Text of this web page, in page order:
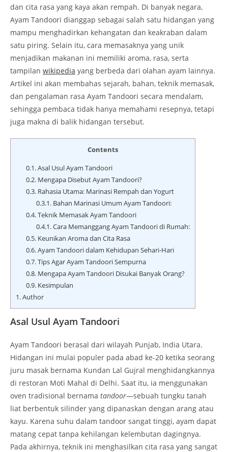
dan cita rasa yang kaya akan rempah. Di banyak negara,
Ayam Tandoori dianggap sebagai salah satu hidangan yang
mampu menghadirkan kehangatan dan keakraban dalam
satu piring. Selain itu, cara memasaknya yang unik
menjadikan makanan ini memiliki aroma, rasa, serta
tampilan wikipedia yang berbeda dari olahan ayam lainnya.
Artikel ini akan membahas sejarah, bahan, teknik memasak,
dan pengalaman rasa Ayam Tandoori secara mendalam,
sehingga pembaca tidak hanya memahami resepnya, tetapi
juga makna di balik hidangan tersebut.
Contents
0.1.Asal Usul Ayam Tandoori
0.2.Mengapa Disebut Ayam Tandoori?
0.3.Rahasia Utama: Marinasi Rempah dan Yogurt
0.3.1.Bahan Marinasi Umum Ayam Tandoori:
0.4.Teknik Memasak Ayam Tandoori
0.4.1.Cara Memanggang Ayam Tandoori di Rumah:
0.5.Keunikan Aroma dan Cita Rasa
0.6.Ayam Tandoori dalam Kehidupan Sehari-Hari
0.7.Tips Agar Ayam Tandoori Sempurna
0.8.Mengapa Ayam Tandoori Disukai Banyak Orang?
0.9.Kesimpulan
1.Author
Asal Usul Ayam Tandoori
Ayam Tandoori berasal dari wilayah Punjab, India Utara.
Hidangan ini mulai populer pada abad ke-20 ketika seorang
juru masak bernama Kundan Lal Gujral menghidangkannya
di restoran Moti Mahal di Delhi. Saat itu, ia menggunakan
oven tradisional bernama tandoor—sebuah tungku tanah
liat berbentuk silinder yang dipanaskan dengan arang atau
kayu. Karena suhu dalam tandoor sangat tinggi, ayam dapat
matang cepat tanpa kehilangan kelembutan dagingnya.
Pada akhirnya, teknik ini menghasilkan cita rasa yang sangat